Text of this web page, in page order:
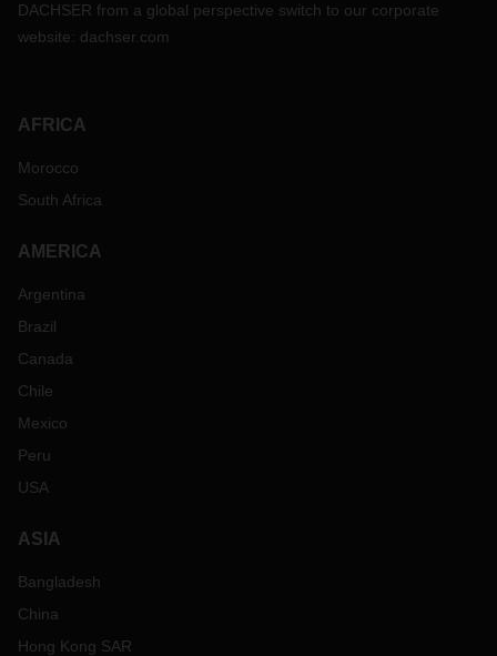
DACHSER from a global perspective switch to our corporate
website: dachser.com
AFRICA
Morocco
South Africa
AMERICA
Argentina
Brazil
Canada
Chile
Mexico
Peru
USA
ASIA
Bangladesh
China
Hong Kong SAR